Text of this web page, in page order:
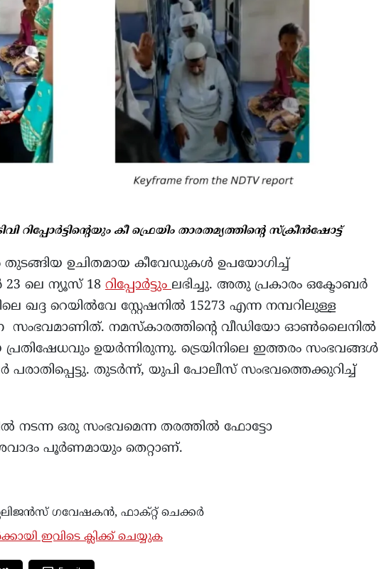
കീ ഫ്രെയിം താരതമ്യത്തിന്റെ സ്ക്രീൻഷോട്ട്
തുടങ്ങിയ ഉചിതമായ കീവേഡുകൾ ഉപയോഗിച്ച്
ലെ ന്യൂസ് 18 റിപ്പോർട്ടും ലഭിച്ചു. അതു പ്രകാരം ഒക്ടോബർ
ഖദ്ദ റെയിൽവേ സ്റ്റേഷനിൽ 15273 എന്ന നമ്പറിലുള്ള
സംഭവമാണിത്. നമസ്കാരത്തിന്റെ വീഡിയോ ഓൺലൈനിൽ
ഉയര്‍ന്നിരുന്നു. ട്രെയിനിലെ ഇത്തരം സംഭവങ്ങൾ
തുടർന്ന്, യുപി പോലീസ് സംഭവത്തെക്കുറിച്ച്
നടന്ന ഒരു സംഭവമെന്ന തരത്തിൽ ഫോട്ടോ
പൂർണമായും തെറ്റാണ്.
ഗവേഷകൻ, ഫാക്റ്റ് ചെക്കർ
ഇവിടെ ക്ലിക്ക് ചെയ്യുക